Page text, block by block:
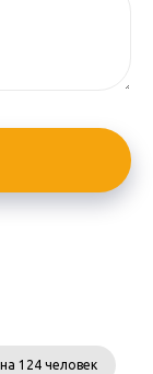
на 124 человек